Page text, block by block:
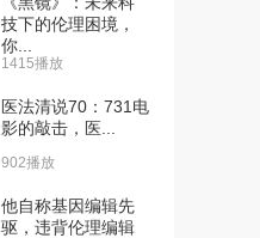
技下的伦理困境，
你...
1415播放
医法清说70：731电
影的敲击，医...
902播放
他自称基因编辑先
驱，违背伦理编辑